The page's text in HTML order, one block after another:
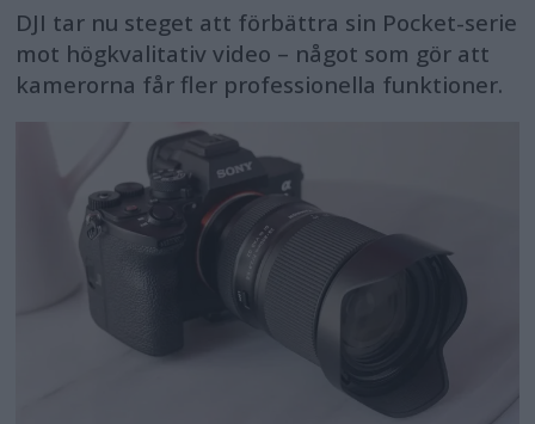
DJI tar nu steget att förbättra sin Pocket-serie
mot högkvalitativ video – något som gör att
kamerorna får fler professionella funktioner.